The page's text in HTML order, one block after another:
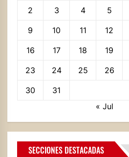
2 3 4 5
9 10 11 12
16 17 18 19
23 24 25 26
30
31
« Jul
SECCIONES DESTACADAS